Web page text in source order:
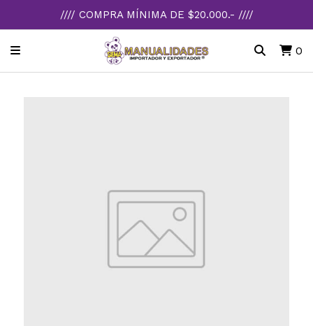
//// COMPRA MÍNIMA DE $20.000.- ////
0